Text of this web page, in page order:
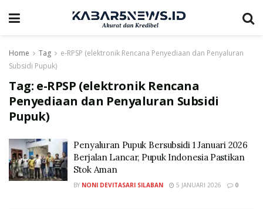
Home Tag
e-RPSP (elektronik Rencana Penyediaan dan Penyaluran
Subsidi Pupuk)
Tag: e-RPSP (elektronik Rencana
Penyediaan dan Penyaluran Subsidi
Pupuk)
Penyaluran Pupuk Bersubsidi 1 Januari 2026
Berjalan Lancar, Pupuk Indonesia Pastikan
Stok Aman
BY NONI DEVITASARI SILABAN 5 JANUARI 2026 0